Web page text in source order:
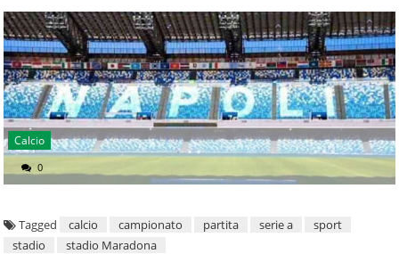
Calcio
0
Tagged calcio campionato partita serie a
sport
stadio
stadio Maradona